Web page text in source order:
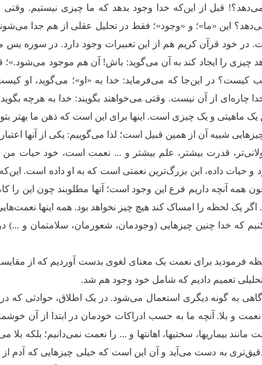
قبل از این‌که خدا وجود بدهد که ما چیزی نیستیم. وقتی
این «ما»؛ و «وجود»؛ فقط در تحلیل عقلی از هم جدا
در خود قرآن کریم هم از این تعبیرات وجود دارد. در سوره یس
چیزی را ایجاد کند به آن می‌گوید: باش! آن هم موجود
کیست؟ در این‌جا که می‌فرماید: خدا به «او»؛ می‌گوید، او
چاره‌ای از آن نیست. وقتی می‌خواهند بگویند: خدا به هرچه
یک ماهیتی و یک چیزی است. اینها برای این است که ذهن ما بهتر
شبیه آن از همین قبیل است؛ لذا می‌گوییم: یکی از آنها
قدرت بیشتر، علم بیشتر و ... نعمت است، خود حیات
و حیات داده، این بزرگ‌ترین نعمتی است که به او داده است.
همه آنچه داریم فرع این وجود است؛ آنها مطلوبند چون این را
یک لحظه را امساک کند هیچ چیز نخواهد بود. همه اینها
که خدا چنین چیزهایی (وجودمان، شعورمان، سلامتمان و ...)
فرمودید برای نعمت یک معنای لغوی بدست آوردیم که از
تحلیلی تعمیم دادیم که شامل خود وجود هم شد.
به گونه دیگری استعمال می‌شود. در یک اطلاق، حوادثی که در
و بلا. آنچه ما به حسب ادراکات خودمان در ابتدا از آن
بیماریها، سختیها، اهانتها و ... را نعمت نمی‌دانیم؛ بلکه
به دست می‌آید و آن این است ‌که خیلی چیزهایی که آدم از